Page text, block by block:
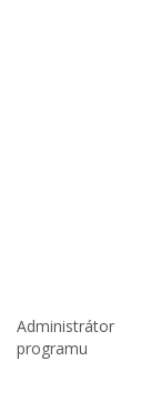
Administrátor
programu